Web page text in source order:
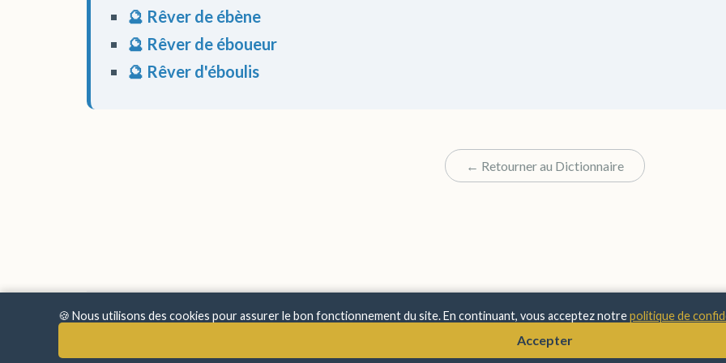
🔮 Rêver de ébène
🔮 Rêver de éboueur
🔮 Rêver d'éboulis
← Retourner au Dictionnaire
Confidentialité
🍪 Nous utilisons des cookies pour assurer le bon fonctionnement du site. En continuant, vous acceptez notrepolitique de
Accepter